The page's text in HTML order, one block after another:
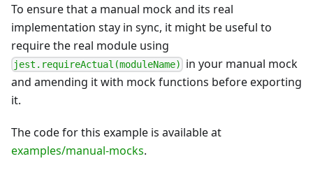
To ensure that a manual mock and its real
implementation stay in sync, it might be useful to
require the real module using
jest.requireActual(moduleName)
in your manual mock
and amending it with mock functions before exporting
it.
The code for this example is available at
examples/manual-mocks.